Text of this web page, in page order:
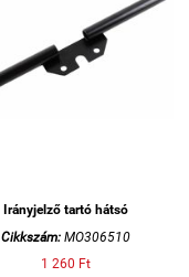
Irányjelző tartó hátsó
Cikkszám:MO306510
1 260 Ft